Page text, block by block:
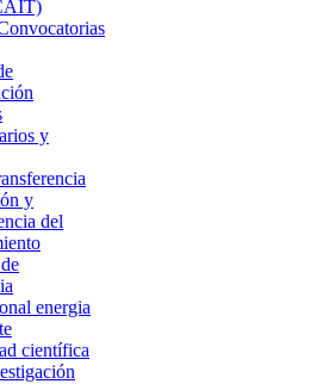
y
y
del
energia
científica